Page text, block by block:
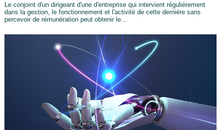
Le conjoint d'un dirigeant d'une d'entreprise qui intervient régulièrement
dans la gestion, le fonctionnement et l'activité de cette dernière sans
percevoir de rémunération peut obtenir le...